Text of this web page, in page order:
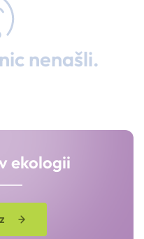
nenašli.
ekologii